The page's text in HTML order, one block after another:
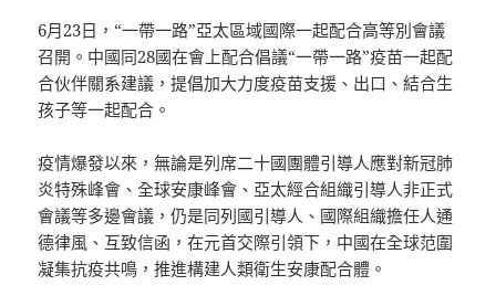
6月23日，“一帶一路”亞太區域國際一起配合高等別會議
召開。中國同28國在會上配合倡議“一帶一路”疫苗一起配
合伙伴關系建議，提倡加大力度疫苗支援、出口、結合生
孩子等一起配合。
疫情爆發以來，無論是列席二十國團體引導人應對新冠肺
炎特殊峰會、全球安康峰會、亞太經合組織引導人非正式
會議等多邊會議，仍是同列國引導人、國際組織擔任人通
德律風、互致信函，在元首交際引領下，中國在全球范圍
凝集抗疫共鳴，推進構建人類衛生安康配合體。